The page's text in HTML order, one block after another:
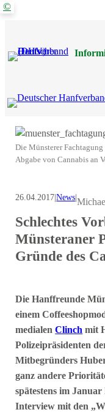
Zum
©
Die Münsterer
Abgabe von Cannabis an
26.04.2017|News|
Schlechtes
Münsteraner
Gründe des
Die Hanffreunde
einem
medialenClinch mit
Polizeipräsidenten
Mitbegründers
ganz andere
spätestens im
Interview mit den